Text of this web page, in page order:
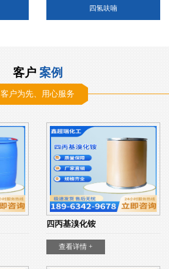
四氢呋喃
客户 案例
客户为先、用心服务
四丙基溴化铵
查看详情 +